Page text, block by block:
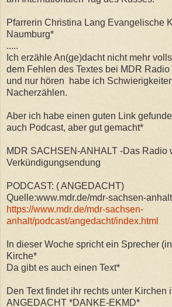
Pfarrerin Christina Lang Evangelische
Naumburg*
.....
Ich erzähle An(ge)dacht nicht mehr
dem Fehlen des Textes bei MDR
und nur hören habe ich
Nacherzählen.
Aber ich habe einen guten Link
auch Podcast, aber gut gemacht*
MDR SACHSEN-ANHALT -Das Radio
Verkündigungsendung
PODCAST: ( ANGEDACHT)
Quelle:www.mdr.de/mdr-sachsen-
https://www.mdr.de/mdr-sachsen-
anhalt/podcast/angedacht/index.html
In dieser Woche spricht ein Sprecher
Kirche*
Da gibt es auch einen Text*
Den Text findet ihr rechts unter Kirchen
ANGEDACHT *DANKE-EKMD*